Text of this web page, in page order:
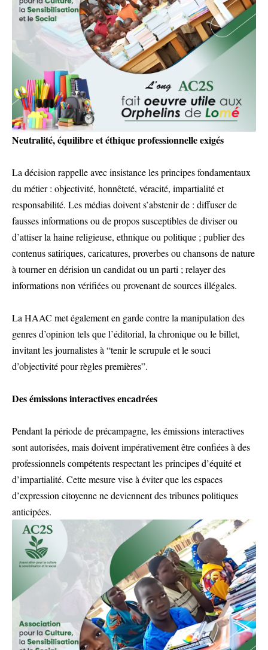
Neutralité, équilibre et éthique professionnelle exigés
La décision rappelle avec insistance les principes fondamentaux
du métier : objectivité, honnêteté, véracité, impartialité et
responsabilité. Les médias doivent s’abstenir de : diffuser de
fausses informations ou de propos susceptibles de diviser ou
d’attiser la haine religieuse, ethnique ou politique ; publier des
contenus satiriques, caricatures, proverbes ou chansons de nature
à tourner en dérision un candidat ou un parti ; relayer des
informations non vérifiées ou provenant de sources illégales.
La HAAC met également en garde contre la manipulation des
genres d’opinion tels que l’éditorial, la chronique ou le billet,
invitant les journalistes à “tenir le scrupule et le souci
d’objectivité pour règles premières”.
Des émissions interactives encadrées
Pendant la période de précampagne, les émissions interactives
sont autorisées, mais doivent impérativement être confiées à des
professionnels compétents respectant les principes d’équité et
d’impartialité. Cette mesure vise à éviter que les espaces
d’expression citoyenne ne deviennent des tribunes politiques
anticipées.